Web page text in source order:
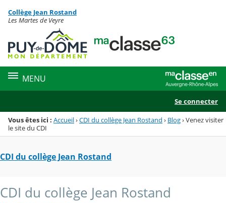
Menu de la rubrique
Contenu
Collège Jean Rostand
Les Martes de Veyre
MENU
Se connecter
Vous êtes ici : Accueil›CDI du collège Jean Rostand › Blog›Venez visiter
le site du CDI
CDI du collège Jean Rostand
CDI du collège Jean Rostand